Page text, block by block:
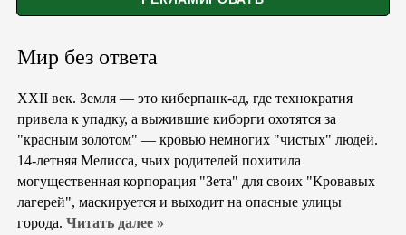
Мир без ответа
XXII век. Земля — это киберпанк-ад, где технократия
привела к упадку, а выжившие киборги охотятся за
"красным золотом" — кровью немногих "чистых" людей.
14-летняя Мелисса, чьих родителей похитила
могущественная корпорация "Зета" для своих "Кровавых
лагерей", маскируется и выходит на опасные улицы
города. Читать далее »